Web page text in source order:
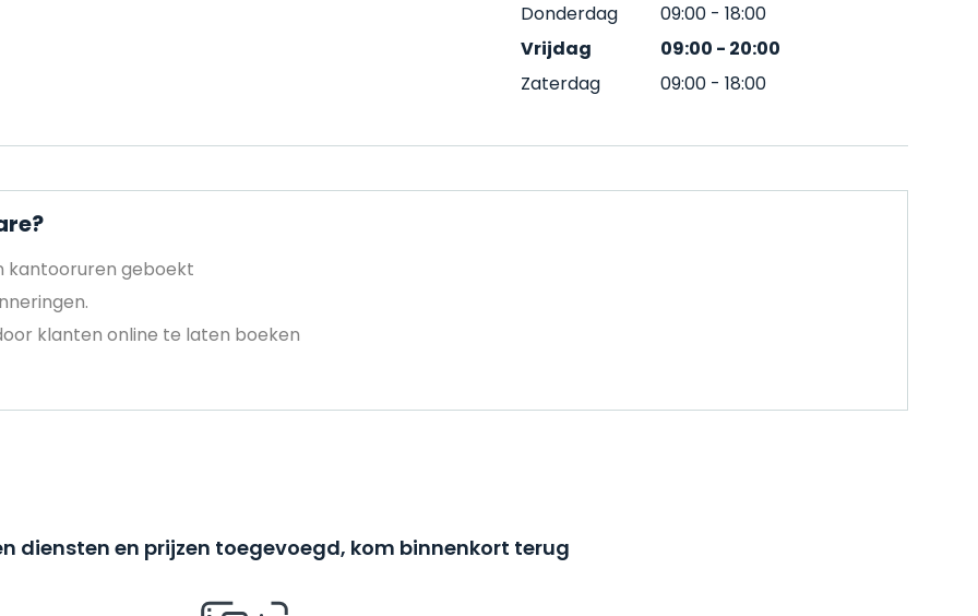
Donderdag
09:00 - 18:00
Vrijdag
09:00 - 20:00
Zaterdag
09:00 - 18:00
kantooruren geboekt
klanten online te laten boeken
diensten en prijzen toegevoegd, kom binnenkort terug